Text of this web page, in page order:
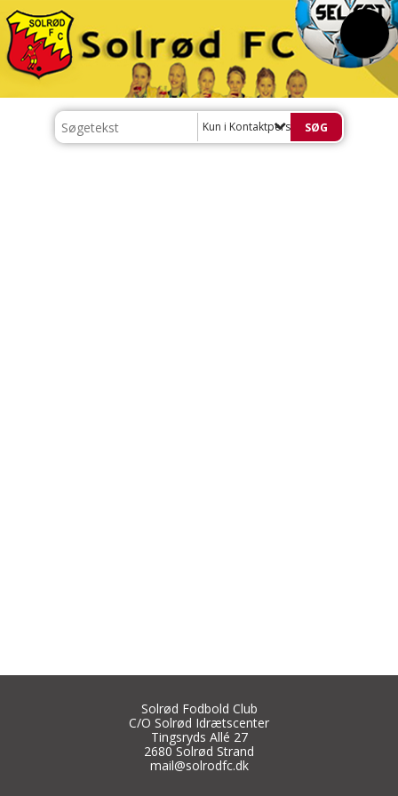
Kun i Kontaktpersoner
Solrød Fodbold Club
C/O Solrød Idrætscenter
Tingsryds Allé 27
2680 Solrød Strand
mail@solrodfc.dk